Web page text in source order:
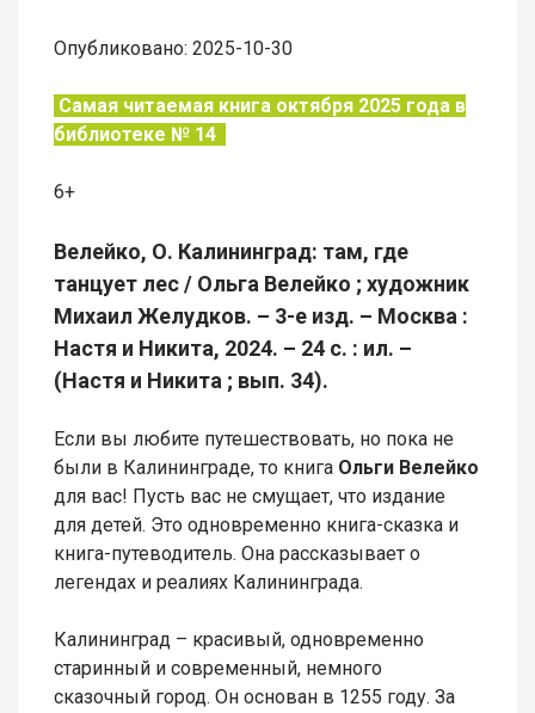
Опубликовано: 2025-10-30
Самая читаемая книга октября 2025 года в
библиотеке № 14
6+
Велейко, О. Калининград: там, где
танцует лес / Ольга Велейко ; художник
Михаил Желудков. – 3-е изд. – Москва :
Настя и Никита, 2024. – 24 с. : ил. –
(Настя и Никита ; вып. 34).
Если вы любите путешествовать, но пока не
были в Калининграде, то книга Ольги Велейко
для вас! Пусть вас не смущает, что издание
для детей. Это одновременно книга-сказка и
книга-путеводитель. Она рассказывает о
легендах и реалиях Калининграда.
Калининград – красивый, одновременно
старинный и современный, немного
сказочный город. Он основан в 1255 году. За